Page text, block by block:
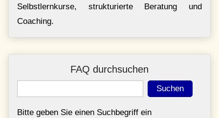
Selbstlernkurse, strukturierte Beratung und
Coaching.
FAQ durchsuchen
Suchen
Bitte geben Sie einen Suchbegriff ein